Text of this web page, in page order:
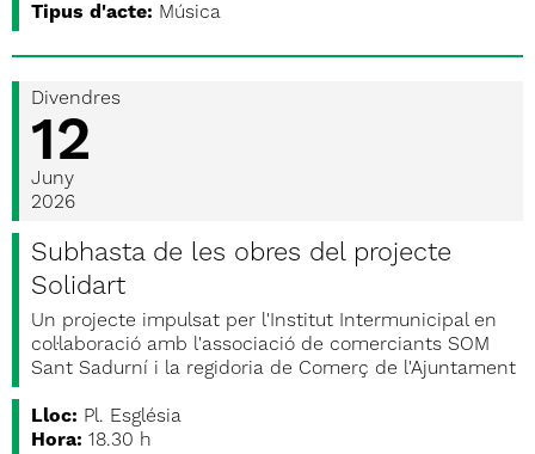
Tipus d'acte: Música
Divendres
12
Juny
2026
Subhasta de les obres del projecte
Solidart
Un projecte impulsat per l'Institut Intermunicipal en
col·laboració amb l'associació de comerciants SOM
Sant Sadurní i la regidoria de Comerç de l'Ajuntament
Lloc: Pl. Església
Hora: 18.30 h